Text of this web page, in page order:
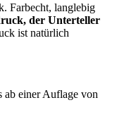
Farbecht, langlebig
der Unterteller
ist natürlich
ab einer Auflage von